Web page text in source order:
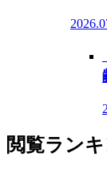
閲覧ラン